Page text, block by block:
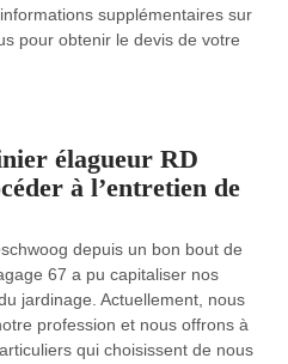
supplémentaires sur
pour obtenir le devis de votre
élagueur RD
à l’entretien de
depuis un bon bout de
67 a pu capitaliser nos
jardinage. Actuellement, nous
profession et nous offrons à
qui choisissent de nous